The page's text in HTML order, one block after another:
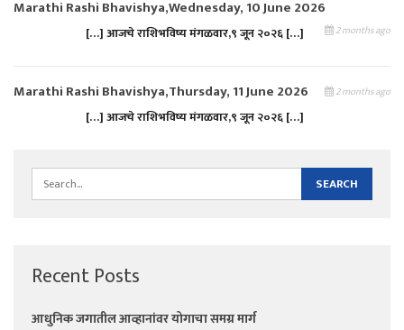
Marathi Rashi Bhavishya,Wednesday, 10 June 2026
2 months ago
[…] आजचे राशिभविष्य मंगळवार,९ जून २०२६ […]
Marathi Rashi Bhavishya,Thursday, 11 June 2026 2 months ago
[…] आजचे राशिभविष्य मंगळवार,९ जून २०२६ […]
Recent Posts
आधुनिक जगातील आव्हानांवर योगाचा समग्र मार्ग